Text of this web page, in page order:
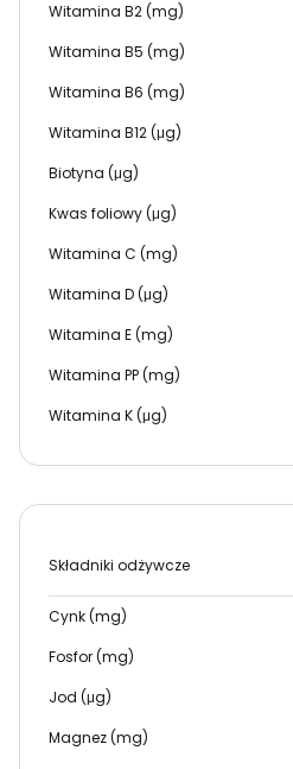
Witamina B2 (mg)
Witamina B5 (mg)
Witamina B6 (mg)
Witamina B12 (μg)
Biotyna (μg)
Kwas foliowy (μg)
Witamina C (mg)
Witamina D (μg)
Witamina E (mg)
Witamina PP (mg)
Witamina K (μg)
Składniki odżywcze
Cynk (mg)
Fosfor (mg)
Jod (μg)
Magnez (mg)